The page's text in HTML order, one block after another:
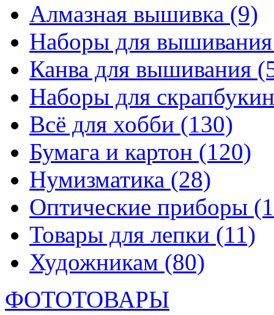
Алмазная вышивка (9)
Наборы для
Канва для вышивания
Наборы для
Всё для хобби (130)
Бумага и картон (120)
Нумизматика (28)
Оптические приборы
Товары для лепки (11)
Художникам (80)
ФОТОТОВАРЫ